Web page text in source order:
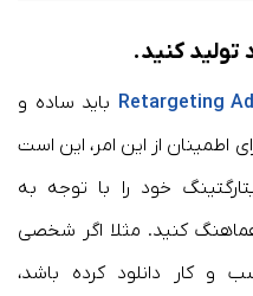
تولید کنید.
Retargeting باید ساده و
اطمینان از این امر، این است
خود را با توجه به
کنید. مثلا اگر شخصی
و کار دانلود کرده باشد،